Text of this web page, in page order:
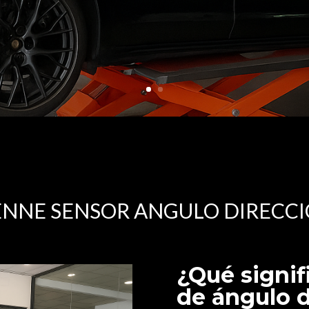
SENSOR ANGULO
¿Qué
de ángulo